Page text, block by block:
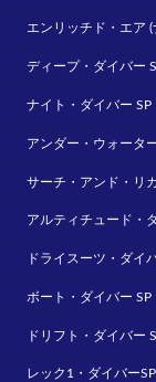
エンリッチド・エア
ディープ・ダイバー
ナイト・ダイバー SP
アンダー・ウォータ
サーチ・アンド・リ
アルティチュード・
ドライスーツ・ダイ
ボート・ダイバー SP
ドリフト・ダイバー
レック1・ダイバーSP